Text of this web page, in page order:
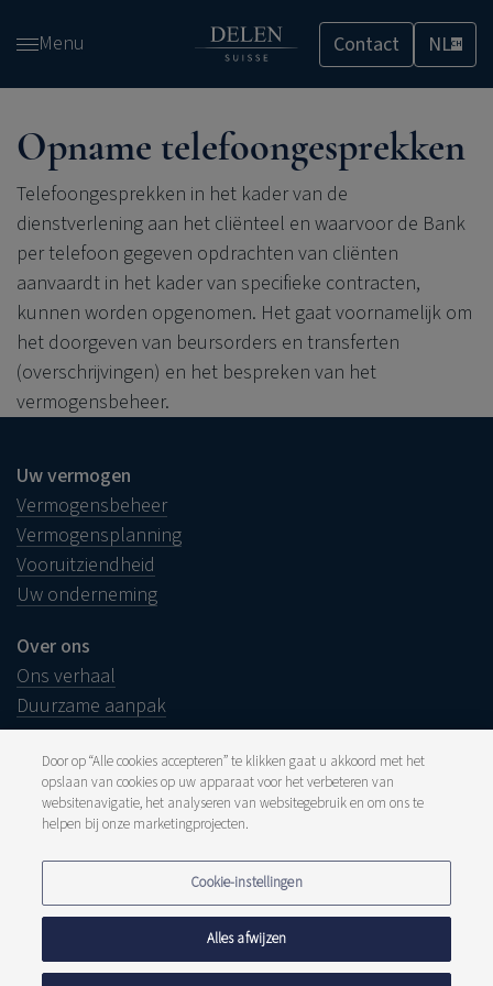
en
inhoud
gaan
Menu Contact NLCH
Opname telefoongesprekken
Telefoongesprekken in het kader van de
dienstverlening aan het cliënteel en waarvoor de Bank
per telefoon gegeven opdrachten van cliënten
aanvaardt in het kader van specifieke contracten,
kunnen worden opgenomen. Het gaat voornamelijk om
het doorgeven van beursorders en transferten
(overschrijvingen) en het bespreken van het
vermogensbeheer.
Uw vermogen
Vermogensbeheer
Vermogensplanning
Vooruitziendheid
Uw onderneming
Over ons
Ons verhaal
Duurzame aanpak
Juridische info
Disclaimer
Klacht
Tarieven
Cookiebeleid
Meldpunt fraude
Door op “Alle cookies accepteren” te klikken gaat u akkoord met het
opslaan van cookies op uw apparaat voor het verbeteren van
websitenavigatie, het analyseren van websitegebruik en om ons te
helpen bij onze marketingprojecten.
Cookie-instellingen
Alles afwijzen